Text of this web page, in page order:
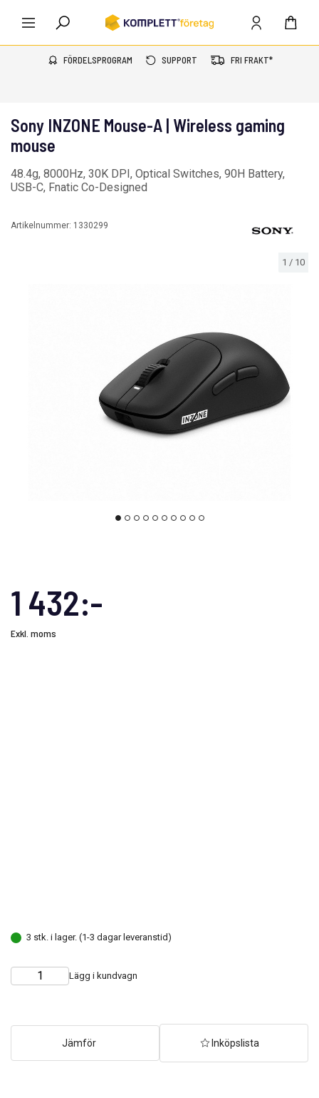
FÖRDELSPROGRAM SUPPORT FRI FRAKT*
1 / 10
Sony INZONE Mouse-A | Wireless gaming
mouse
48.4g, 8000Hz, 30K DPI, Optical Switches, 90H Battery,
USB-C, Fnatic Co-Designed
Artikelnummer: 1330299
1 432:-
Exkl. moms
3 stk. i lager. (1-3 dagar leveranstid)
Choose
Quantity Lägg i kundvagn
Jämför Inköpslista